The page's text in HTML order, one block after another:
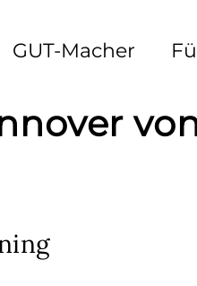
GUT-Macher